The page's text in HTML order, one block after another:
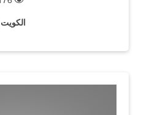
الكويت |